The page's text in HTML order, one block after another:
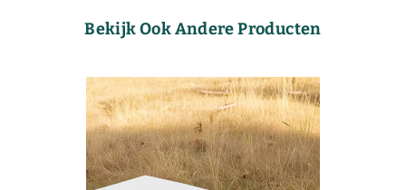
Bekijk Ook Andere Producten